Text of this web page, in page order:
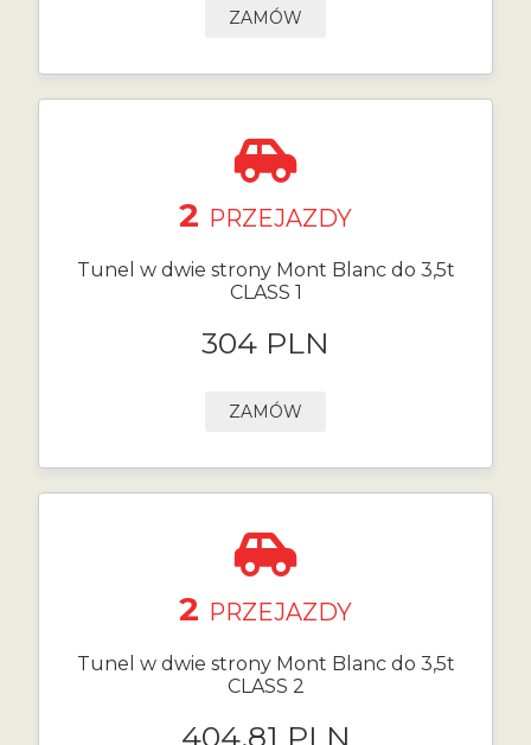
ZAMÓW
2 PRZEJAZDY
Tunel w dwie strony Mont Blanc do 3,5t
CLASS 1
304 PLN
ZAMÓW
2 PRZEJAZDY
Tunel w dwie strony Mont Blanc do 3,5t
CLASS 2
404.81 PLN